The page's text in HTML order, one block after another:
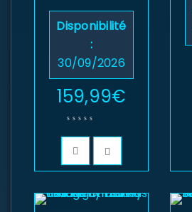
Disponibilité
:
30/09/2026
159,99€